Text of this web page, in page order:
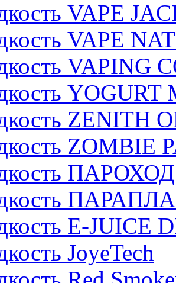
VAPE
VAPE
VAPING
YOGURT
ZENITH
ZOMBIE
ПАРОХОД
E-JUIСE
JoyeTech